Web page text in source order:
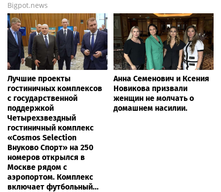
Bigpot.news
Лучшие проекты
гостиничных комплексов
с государственной
поддержкой
Четырехзвездный
гостиничный комплекс
«Cosmos Selection
Внуково Спорт» на 250
номеров открылся в
Москве рядом с
аэропортом. Комплекс
включает футбольный...
Анна Семенович и Ксения
Новикова призвали
женщин не молчать о
домашнем насилии.